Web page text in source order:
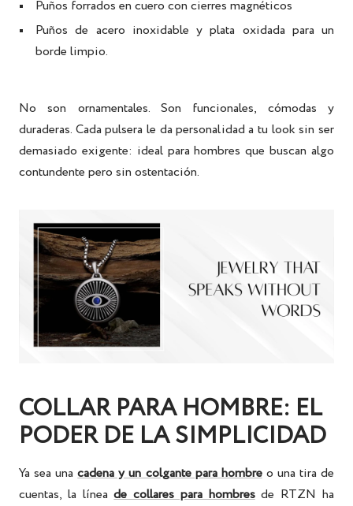
Puños forrados en cuero con cierres magnéticos
Puños de acero inoxidable y plata oxidada para un
borde limpio.
No son ornamentales. Son funcionales, cómodas y
duraderas. Cada pulsera le da personalidad a tu look sin ser
demasiado exigente: ideal para hombres que buscan algo
contundente pero sin ostentación.
COLLAR PARA HOMBRE: EL
PODER DE LA SIMPLICIDAD
Ya sea una cadena y un colgante para hombreo una tira de
cuentas, la líneade collares para hombres de RTZN ha